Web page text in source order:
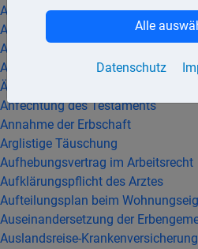
Alleinerbe
Allgemeine Geschäftsbedingungen
Anbieterwechsel bei Strom und Gas
Anbieterwechsel bei Telefon- oder
Änderungskündigung des
Anfechtung des Testaments
Annahme der Erbschaft
Arglistige Täuschung
Aufhebungsvertrag im Arbeitsrecht
Aufklärungspflicht des Arztes
Aufteilungsplan beim
Auseinandersetzung der
Auslandsreise-Krankenversicherung
Datenschutz
Alle